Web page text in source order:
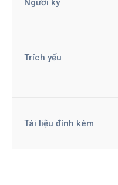
Người ký
Trích yếu
Tài liệu đính kèm